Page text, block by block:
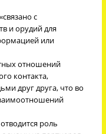
с
и орудий для
или
отношений
контакта,
друг друга, что во
роль